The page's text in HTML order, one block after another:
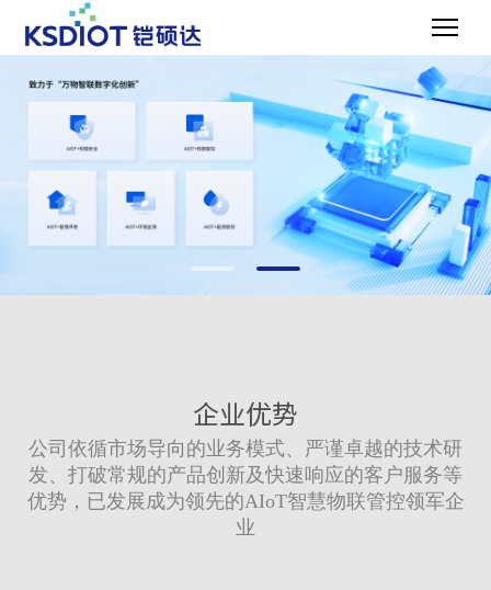
企业优势
公司依循市场导向的业务模式、严谨卓越的技术研
发、打破常规的产品创新及快速响应的客户服务等
优势，已发展成为领先的AIoT智慧物联管控领军企
业